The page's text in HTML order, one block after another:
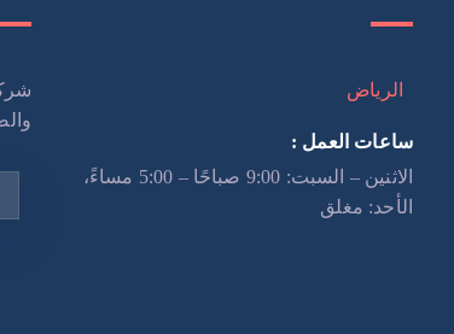
الرياض
ساعات العمل :
الاثنين – السبت: 9:00 صباحًا – 5:00 مساءً،
الأحد: مغلق